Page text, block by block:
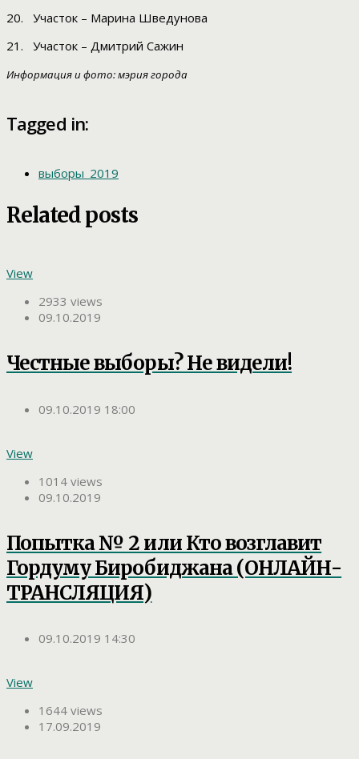
20. Участок – Марина Шведунова
21. Участок – Дмитрий Сажин
Информация и фото: мэрия города
Tagged in:
выборы_2019
Related posts
View
2933 views
09.10.2019
Честные выборы? Не видели!
09.10.2019 18:00
View
1014 views
09.10.2019
Попытка № 2 или Кто возглавит
Гордуму Биробиджана (ОНЛАЙН-
ТРАНСЛЯЦИЯ)
09.10.2019 14:30
View
1644 views
17.09.2019